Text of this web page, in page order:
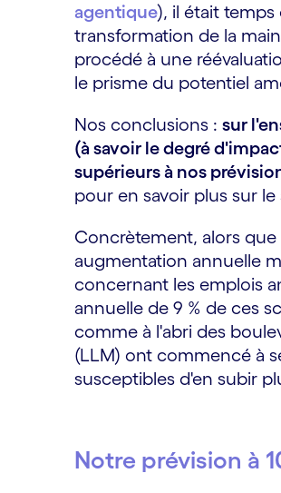
agentique), il était
transformation de la
procédé à une
le prisme du potentiel
Nos conclusions : sur
(à savoir le degré
supérieurs à nos
pour en savoir plus sur
Concrètement, alors
augmentation annuelle
concernant les emplois
annuelle de 9 % de ces
comme à l'abri des
(LLM) ont commencé à
susceptibles d'en subir
Notre prévision à